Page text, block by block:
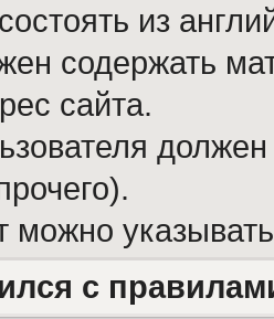
из
содержать
сайта.
можно
с